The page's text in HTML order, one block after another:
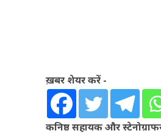
ख़बर शेयर करें -
कनिष्ठ सहायक और